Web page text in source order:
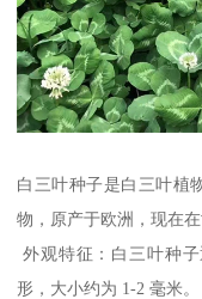
白三叶种子是白三叶植
物，原产于欧洲，现在
外观特征：白三叶种
形，大小约为 1-2 毫米。